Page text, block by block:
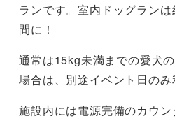
ランです。室内ドッグラン
間に！
通常は15kg未満までの愛犬
場合は、別途イベント日の
施設内には電源完備のカウ